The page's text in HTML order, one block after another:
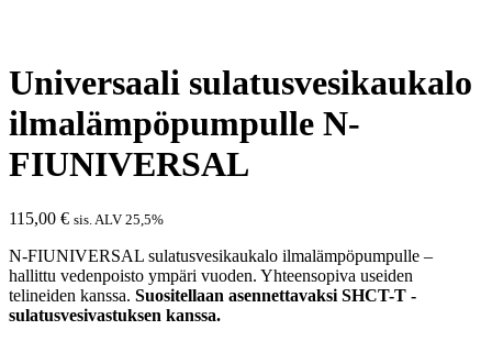
Universaali sulatusvesikaukalo
ilmalämpöpumpulle N-
FIUNIVERSAL
115,00 € sis. ALV 25,5%
N-FIUNIVERSAL sulatusvesikaukalo ilmalämpöpumpulle –
hallittu vedenpoisto ympäri vuoden. Yhteensopiva useiden
telineiden kanssa. Suositellaan asennettavaksi SHCT-T -
sulatusvesivastuksen kanssa.